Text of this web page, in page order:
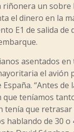
riñonera un
el dinero en la
E1 de salida de
asentados en
el avión
“Antes de
que teníamos
tenía que retrasar
hablando de 30 o